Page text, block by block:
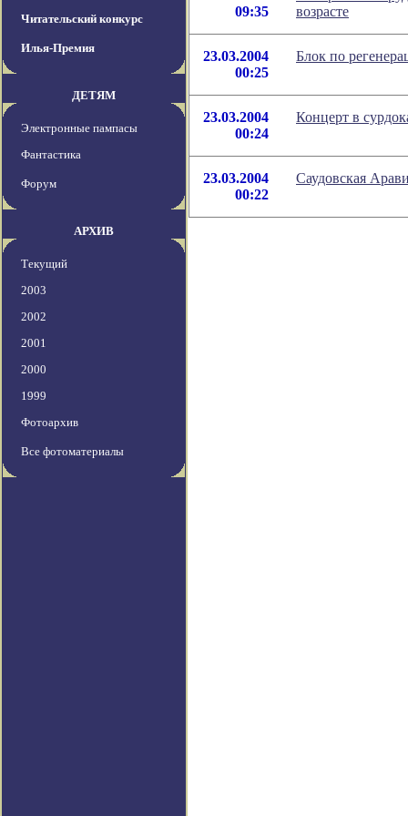
Читательский конкурс
Илья-Премия
ДЕТЯМ
Электронные пампасы
Фантастика
Форум
АРХИВ
Текущий
2003
2002
2001
2000
1999
Фотоархив
Все фотоматериалы
09:35
возрасте
23.03.2004
00:25
Блок по
23.03.2004
00:24
Концерт в
23.03.2004
00:22
Саудовская